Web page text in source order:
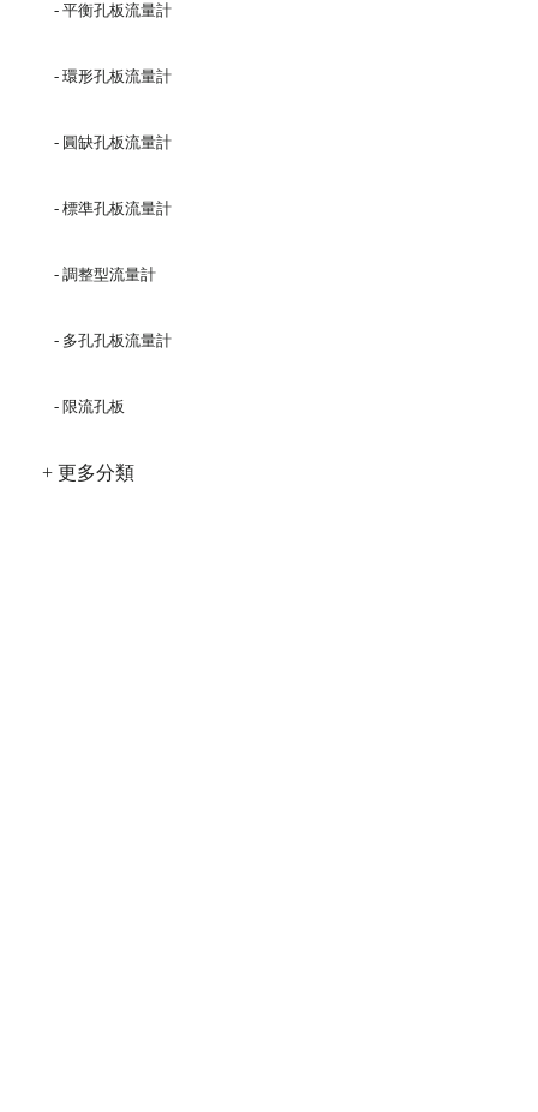
- 平衡孔板流量計
- 環形孔板流量計
- 圓缺孔板流量計
- 標準孔板流量計
- 調整型流量計
- 多孔孔板流量計
- 限流孔板
+ 更多分類